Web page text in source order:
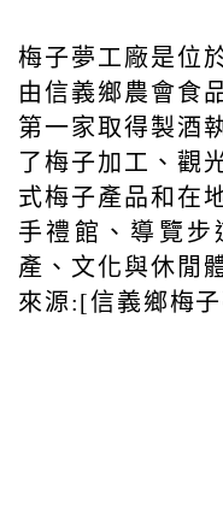
梅子夢工廠是位
由信義鄉農會食
第一家取得製酒
了梅子加工、觀
式梅子產品和在
手禮館、導覽步
產、文化與休閒
來源:[信義鄉梅